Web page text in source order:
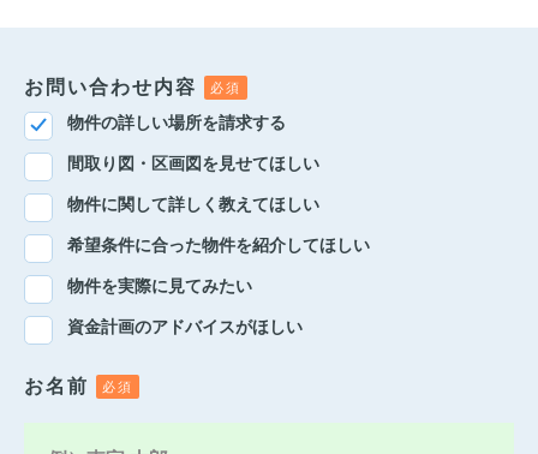
お問い合わせ内容
物件の詳しい場所を請求する
間取り図・区画図を見せてほしい
物件に関して詳しく教えてほしい
希望条件に合った物件を紹介してほしい
物件を実際に見てみたい
資金計画のアドバイスがほしい
お名前